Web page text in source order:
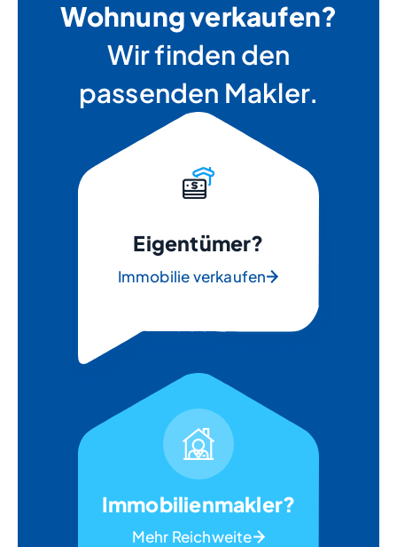
Wohnung verkaufen?
Wir finden den
passenden Makler.
Eigentümer?
Immobilie verkaufen
Immobilienmakler?
Mehr Reichweite